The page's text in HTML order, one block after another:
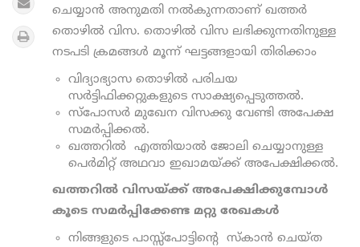
ചെയ്യാൻ അനുമതി നൽകുന്നതാണ് ഖത്തർ
തൊഴിൽ വിസ. തൊഴിൽ വിസ ലഭിക്കുന്നതിനുള്ള
നടപടി ക്രമങ്ങള്‍ മൂന്ന് ഘട്ടങ്ങളായി തിരിക്കാം
വിദ്യാഭ്യാസ തൊഴില്‍ പരിചയ
സര്‍ട്ടിഫിക്കറ്റുകളുടെ സാക്ഷ്യപ്പെടുത്തല്‍.
സ്പോസര്‍ മുഖേന വിസക്കു വേണ്ടി അപേക്ഷ
സമര്‍പ്പിക്കല്‍.
ഖത്തറില്‍ എത്തിയാല്‍ ജോലി ചെയ്യാനുള്ള
പെര്‍മിറ്റ്‌ അഥവാ ഇഖാമയ്ക്ക് അപേക്ഷിക്കല്‍.
ഖത്തറില്‍ വിസയ്ക്ക് അപേക്ഷിക്കുമ്പോൾ
കൂടെ സമർപ്പിക്കേണ്ട മറ്റു രേഖകൾ
നിങ്ങളുടെ പാസ്സ്പോട്ടിന്‍റെ സ്കാന്‍ ചെയ്ത